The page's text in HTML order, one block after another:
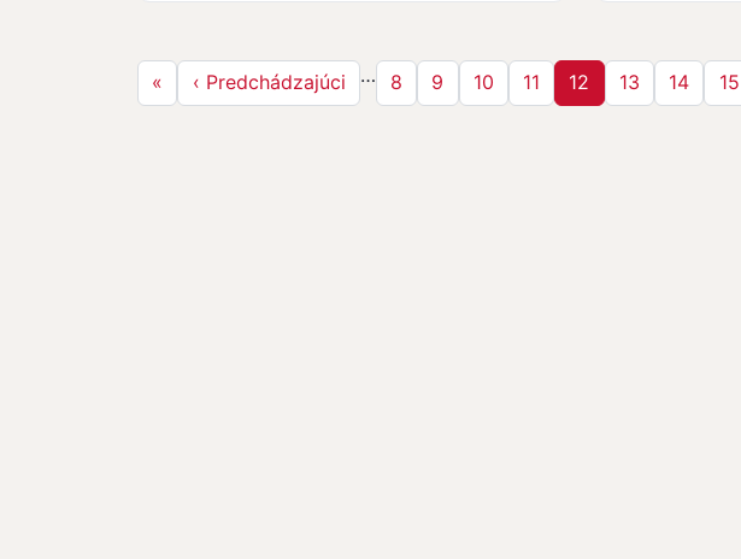
Prvá strana
« Predchádzajúca strana
‹ Predchádzajúci … Strana
8 Strana
9 Strana
10 Strana
11 Strana
12 Strana
13 Strana
14 15